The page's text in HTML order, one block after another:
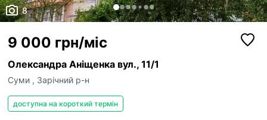
8
9 000 грн/міс
Олександра Аніщенка вул., 11/1
Суми , Зарічний р-н
доступна на короткий термін